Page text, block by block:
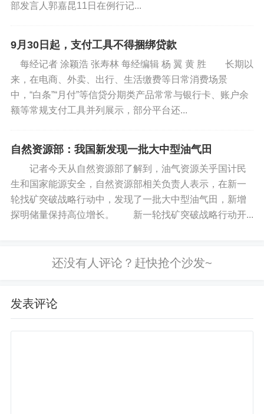
部发言人郭嘉昆11日在例行记...
9月30日起，支付工具不得捆绑贷款
每经记者 涂颖浩 张寿林 每经编辑 杨 翼 黄 胜 长期以
来，在电商、外卖、出行、生活缴费等日常消费场景
中，“白条”“月付”等信贷分期类产品常常与银行卡、账户余
额等常规支付工具并列展示，部分平台还...
自然资源部：我国新发现一批大中型油气田
记者今天从自然资源部了解到，油气资源关乎国计民
生和国家能源安全，自然资源部相关负责人表示，在新一
轮找矿突破战略行动中，发现了一批大中型油气田，新增
探明储量保持高位增长。 新一轮找矿突破战略行动开...
发表评论